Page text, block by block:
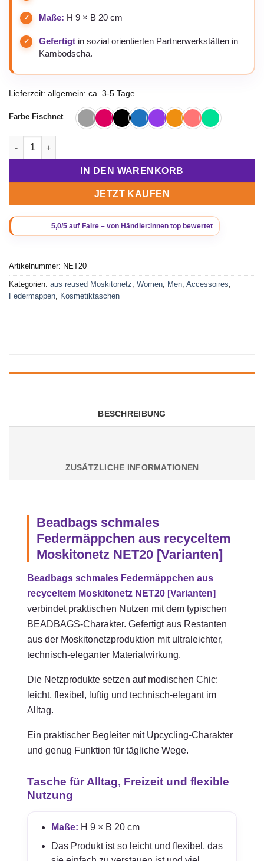
Maße: H 9 × B 20 cm
Gefertigt in sozial orientierten Partnerwerkstätten in
Kambodscha.
Lieferzeit: allgemein: ca. 3-5 Tage
Farbe Fischnet
Beadbags schmales Federmäppchen aus recycelten
IN DEN WARENKORB
JETZT KAUFEN
Artikelnummer: NET20
Kategorien: aus reused Moskitonetz Women Men Accessoires
Federmappen
Kosmetiktaschen
BESCHREIBUNG
ZUSÄTZLICHE INFORMATIONEN
Beadbags schmales
Federmäppchen aus recyceltem
Moskitonetz NET20 [Varianten]
Beadbags schmales Federmäppchen aus
recyceltem Moskitonetz NET20 [Varianten]
verbindet praktischen Nutzen mit dem typischen
BEADBAGS-Charakter. Gefertigt aus Restanten
aus der Moskitonetzproduktion mit ultraleichter,
technisch-eleganter Materialwirkung.
Die Netzprodukte setzen auf modischen Chic:
leicht, flexibel, luftig und technisch-elegant im
Alltag.
Ein praktischer Begleiter mit Upcycling-Charakter
und genug Funktion für tägliche Wege.
Tasche für Alltag, Freizeit und flexible
Nutzung
Maße: H 9 × B 20 cm
Das Produkt ist so leicht und flexibel, das